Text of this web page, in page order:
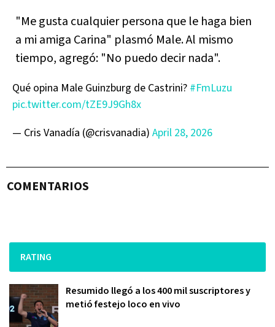
"Me gusta cualquier persona que le haga bien
a mi amiga Carina" plasmó Male. Al mismo
tiempo, agregó: "No puedo decir nada".
Qué opina Male Guinzburg de Castrini? #FmLuzu
pic.twitter.com/tZE9J9Gh8x
— Cris Vanadía (@crisvanadia) April 28, 2026
COMENTARIOS
RATING
Resumido llegó a los 400 mil suscriptores y
metió festejo loco en vivo